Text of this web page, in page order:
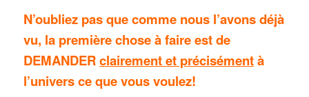
N’oubliez pas que comme nous l’avons déjà
vu, la première chose à faire est de
DEMANDERclairement et précisémentà
l’univers ce que vous voulez!